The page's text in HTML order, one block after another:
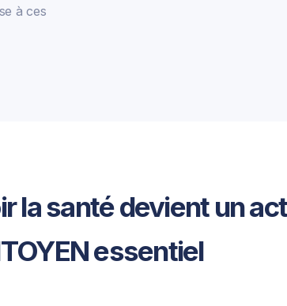
à ces
la santé devient un
essentiel